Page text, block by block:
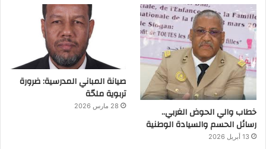
خطاب والي الحوض الغربي..
رسائل الحسم والسيادة الوطنية
13 أبريل 2026
صيانة المباني المدرسية: ضرورة
تربوية ملحّة
28 مارس 2026